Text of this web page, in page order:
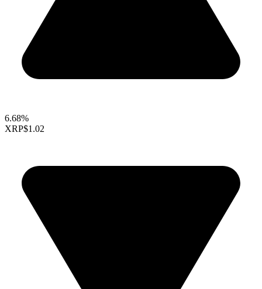
6.68%
XRP$1.02